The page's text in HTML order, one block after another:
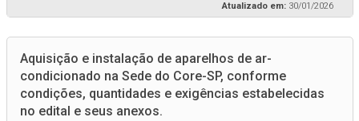
Atualizado em: 30/01/2026
Aquisição e instalação de aparelhos de ar-
condicionado na Sede do Core-SP, conforme
condições, quantidades e exigências estabelecidas
no edital e seus anexos.